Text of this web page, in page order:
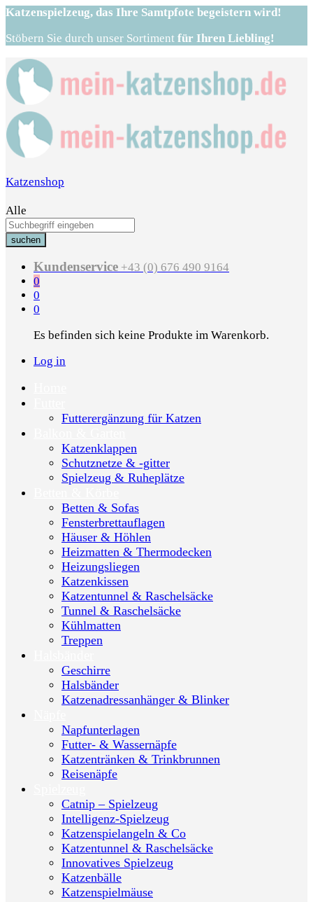
Katzenspielzeug, das Ihre Samtpfote begeistern wird!
Stöbern Sie durch unser Sortiment für Ihren Liebling!
Katzenshop
Alle
suchen
Kundenservice +43 (0) 676 490 9164
0
0
0
Es befinden sich keine Produkte im Warenkorb.
Log in
Futterergänzung für Katzen
Katzenklappen
Schutznetze & -gitter
Spielzeug & Ruheplätze
Betten & Sofas
Fensterbrettauflagen
Häuser & Höhlen
Heizmatten & Thermodecken
Heizungsliegen
Katzenkissen
Katzentunnel & Raschelsäcke
Tunnel & Raschelsäcke
Kühlmatten
Treppen
Geschirre
Halsbänder
Katzenadressanhänger & Blinker
Napfunterlagen
Futter- & Wassernäpfe
Katzentränken & Trinkbrunnen
Reisenäpfe
Catnip – Spielzeug
Intelligenz-Spielzeug
Katzenspielangeln & Co
Katzentunnel & Raschelsäcke
Innovatives Spielzeug
Katzenbälle
Katzenspielmäuse